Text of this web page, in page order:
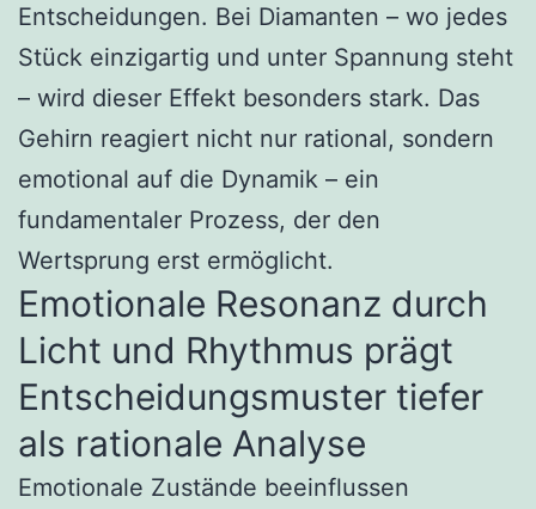
Entscheidungen. Bei Diamanten – wo jedes
Stück einzigartig und unter Spannung steht
– wird dieser Effekt besonders stark. Das
Gehirn reagiert nicht nur rational, sondern
emotional auf die Dynamik – ein
fundamentaler Prozess, der den
Wertsprung erst ermöglicht.
Emotionale Resonanz durch
Licht und Rhythmus prägt
Entscheidungsmuster tiefer
als rationale Analyse
Emotionale Zustände beeinflussen